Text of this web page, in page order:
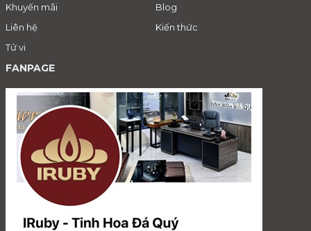
Khuyến mãi
Blog
Liên hệ
Kiến thức
Tử vi
FANPAGE